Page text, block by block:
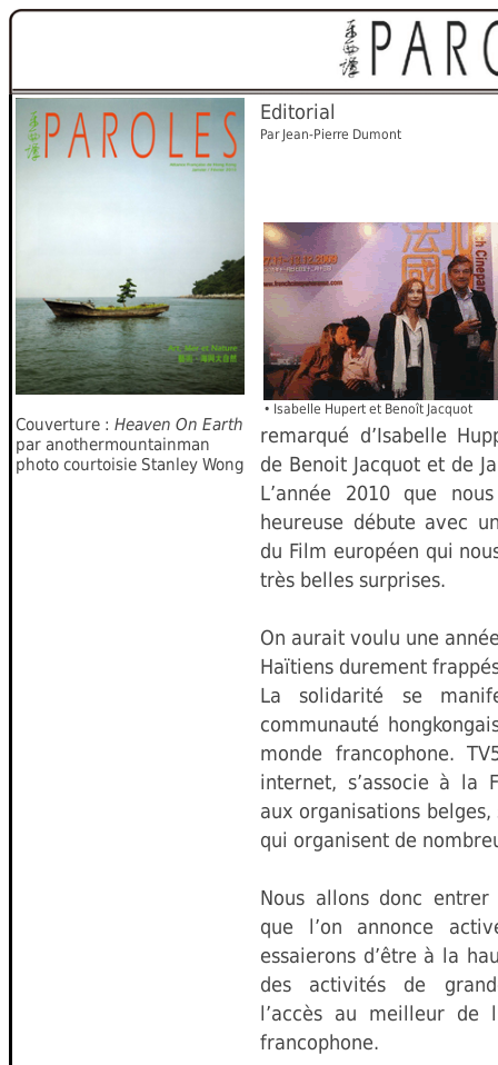
Couverture : Heaven On Earth
par anothermountainman
photo courtoisie Stanley Wong
Editorial
Par Jean-Pierre Dumont
• Isabelle Hupert et Benoît Jacquot
remarqué d’Isabelle
de Benoit Jacquot et de
L’année 2010 que
heureuse débute avec
du Film européen qui
très belles surprises.
On aurait voulu une
Haïtiens durement
La solidarité se
communauté
monde francophone.
internet, s’associe à la
aux organisations
qui organisent de
Nous allons donc entrer
que l’on annonce
essaierons d’être à la
des activités de
l’accès au meilleur de
francophone.